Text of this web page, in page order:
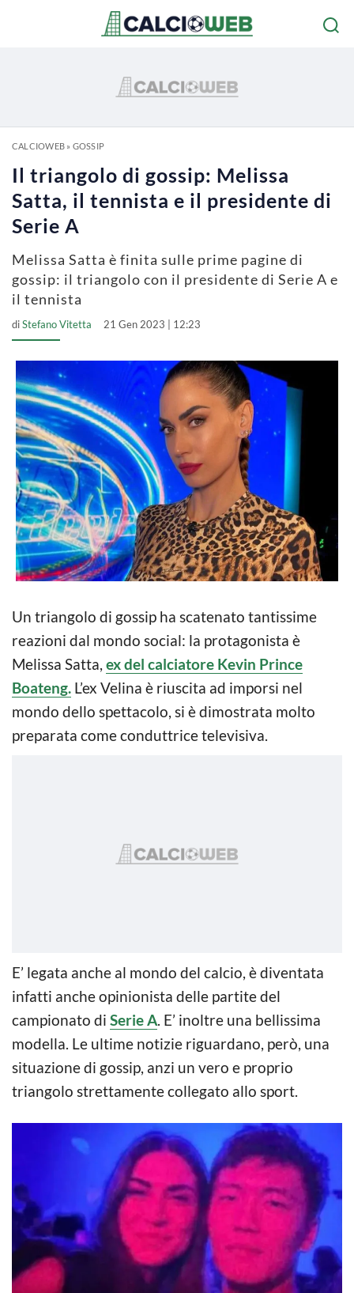
CALCIOWEB» GOSSIP
Il triangolo di gossip: Melissa
Satta, il tennista e il presidente di
Serie A
Melissa Satta è finita sulle prime pagine di
gossip: il triangolo con il presidente di Serie A e
il tennista
diStefano Vitetta 21 Gen 2023 | 12:23
Un triangolo di gossip ha scatenato tantissime
reazioni dal mondo social: la protagonista è
Melissa Satta, ex del calciatore Kevin Prince
Boateng. L’ex Velina è riuscita ad imporsi nel
mondo dello spettacolo, si è dimostrata molto
preparata come conduttrice televisiva.
E’ legata anche al mondo del calcio, è diventata
infatti anche opinionista delle partite del
campionato di Serie A. E’ inoltre una bellissima
modella. Le ultime notizie riguardano, però, una
situazione di gossip, anzi un vero e proprio
triangolo strettamente collegato allo sport.